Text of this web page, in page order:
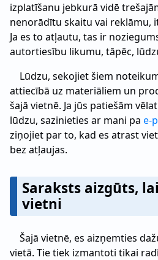
izplatīšanu jebkurā vidē
nenorādītu skaitu vai reklāmu,
Ja es to atļautu, tas ir
autortiesību likumu, tāpēc,
Lūdzu, sekojiet šiem
attiecībā uz materiāliem un
šajā vietnē. Ja jūs patiešām
lūdzu, sazinieties ar mani pa e-
ziņojiet par to, kad es atrast
bez atļaujas.
Saraksts aizgūts,
vietni
Šajā vietnē, es aizņemties
vietā. Tie tiek izmantoti tikai